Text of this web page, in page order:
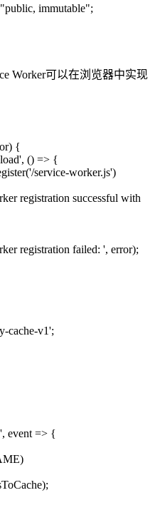
immutable";
Worker可以在浏览器中实现
{
() => {
service-worker.js')
registration successful with
registration failed: ', error);
cache-v1';
event => {